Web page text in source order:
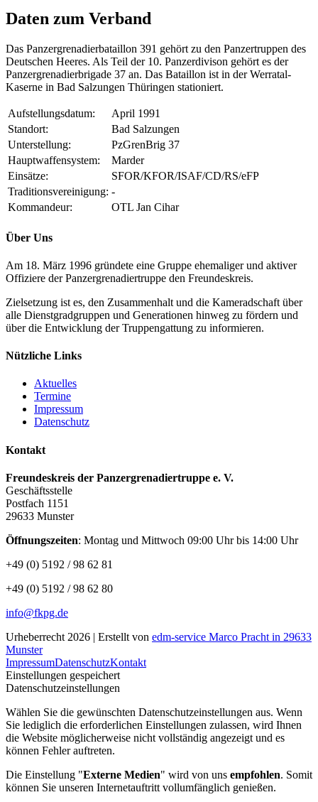
Daten zum Verband
Das Panzergrenadierbataillon 391 gehört zu den Panzertruppen des
Deutschen Heeres. Als Teil der 10. Panzerdivison gehört es der
Panzergrenadierbrigade 37 an. Das Bataillon ist in der Werratal-
Kaserne in Bad Salzungen Thüringen stationiert.
Aufstellungsdatum:
April 1991
Standort:
Bad Salzungen
Unterstellung:
PzGrenBrig 37
Hauptwaffensystem:
Marder
Einsätze:
SFOR/KFOR/ISAF/CD/RS/eFP
Traditionsvereinigung: -
Kommandeur:
OTL Jan Cihar
Über Uns
Am 18. März 1996 gründete eine Gruppe ehemaliger und aktiver
Offiziere der Panzergrenadiertruppe den Freundeskreis.
Zielsetzung ist es, den Zusammenhalt und die Kameradschaft über
alle Dienstgradgruppen und Generationen hinweg zu fördern und
über die Entwicklung der Truppengattung zu informieren.
Nützliche Links
Aktuelles
Termine
Impressum
Datenschutz
Kontakt
Freundeskreis der Panzergrenadiertruppe e. V.
Geschäftsstelle
Postfach 1151
29633 Munster
Öffnungszeiten: Montag und Mittwoch 09:00 Uhr bis 14:00 Uhr
+49 (0) 5192 / 98 62 81
+49 (0) 5192 / 98 62 80
info@fkpg.de
Urheberrecht 2026 | Erstellt von edm-service Marco Pracht in 29633
Munster
ImpressumDatenschutzKontakt
Einstellungen gespeichert
Datenschutzeinstellungen
Wählen Sie die gewünschten Datenschutzeinstellungen aus. Wenn
Sie lediglich die erforderlichen Einstellungen zulassen, wird Ihnen
die Website möglicherweise nicht vollständig angezeigt und es
können Fehler auftreten.
Die Einstellung "Externe Medien" wird von uns empfohlen. Somit
können Sie unseren Internetauftritt vollumfänglich genießen.